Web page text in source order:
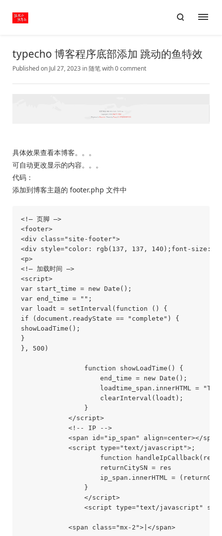
typecho 博客程序底部添加 跳动的鱼特效
Published on Jul 27, 2023 in随笔with0 comment
具体效果查看本博客。。。
可自动更改显示的内容。。。
代码：
添加到博客主题的 footer.php 文件中
<!– 页脚 –>
<footer>
<div class="site-footer">
<div style="color: rgb(137, 137, 140);font-
<p>
<!– 加载时间 –>
<script>
var start_time = new Date();
var end_time = "";
var loadt = setInterval(function () {
if (document.readyState == "complete") {
showLoadTime();
}
}, 500)
                function showLoadTime() {
                    end_time = new Date();
loadtime_span.innerHTML = "T
                    clearInterval(loadt);
                }
            </script>
            <!-- IP -->
<span id="ip_span" align=center></
            <script type="text/javascript">;
function handleIpCallback(res)
                    returnCitySN = res
ip_span.innerHTML =
                }
                </script>
<script type="text/javascript"
            <span class="mx-2">|</span>